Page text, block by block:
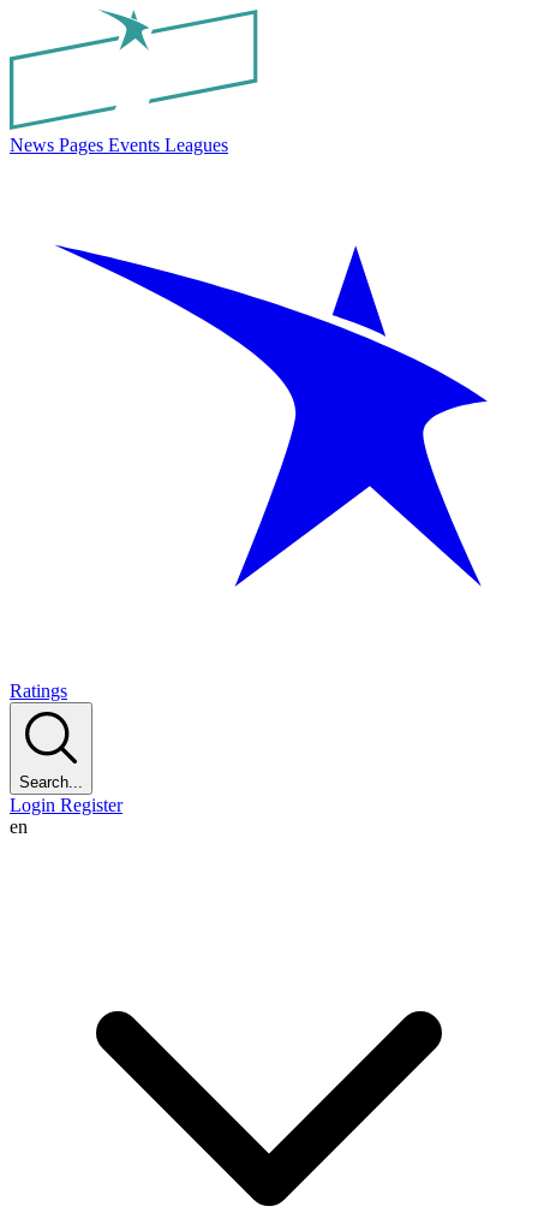
News Pages Events Leagues
Ratings
Search...
Login Register
en